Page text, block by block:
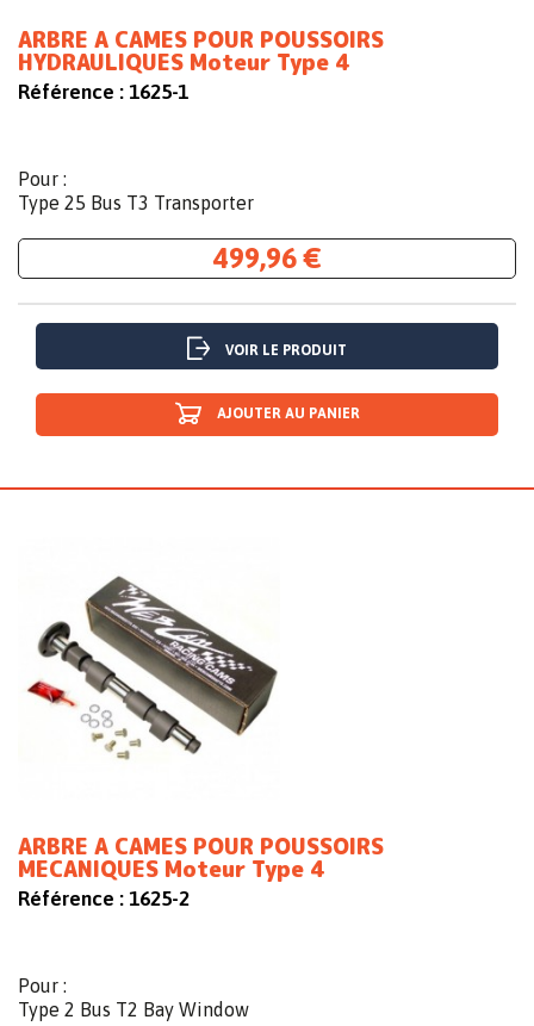
ARBRE A CAMES POUR POUSSOIRS
HYDRAULIQUES Moteur Type 4
Référence : 1625-1
Pour :
Type 25 Bus T3 Transporter
499,96 €
VOIR LE PRODUIT
AJOUTER AU PANIER
ARBRE A CAMES POUR POUSSOIRS
MECANIQUES Moteur Type 4
Référence : 1625-2
Pour :
Type 2 Bus T2 Bay Window